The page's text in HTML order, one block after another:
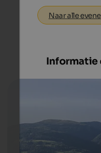
Naar alle
Informatie